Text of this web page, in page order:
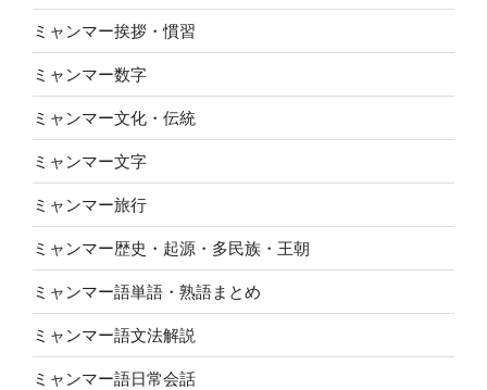
ミャンマー挨拶・慣習
ミャンマー数字
ミャンマー文化・伝統
ミャンマー文字
ミャンマー旅行
ミャンマー歴史・起源・多民族・王朝
ミャンマー語単語・熟語まとめ
ミャンマー語文法解説
ミャンマー語日常会話